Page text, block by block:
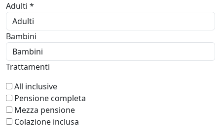
Adulti *
Bambini
Trattamenti
All inclusive
Pensione completa
Mezza pensione
Colazione inclusa